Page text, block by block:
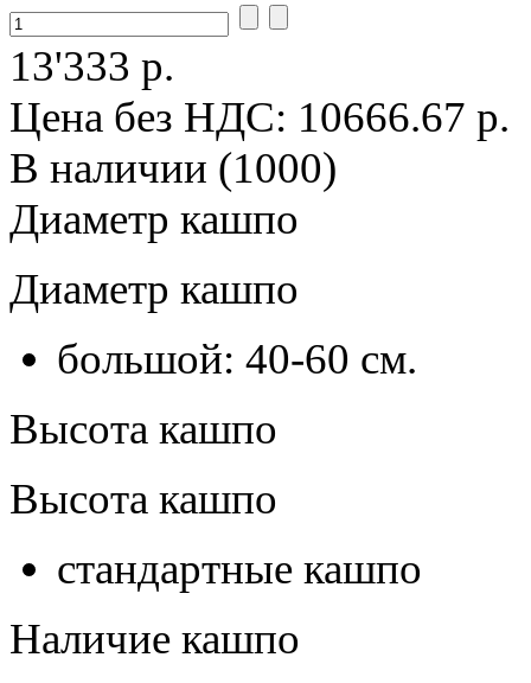
13'333 р.
Цена без НДС: 10666.67 р.
В наличии (1000)
Диаметр кашпо
Диаметр кашпо
большой: 40-60 см.
Высота кашпо
Высота кашпо
стандартные кашпо
Наличие кашпо